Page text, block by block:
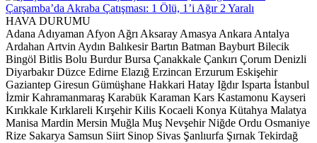
Çarşamba’da Akraba Çatışması: 1 Ölü, 1’i Ağır 2 Yaralı
HAVA DURUMU
Adana Adıyaman Afyon Ağrı Aksaray Amasya Ankara Antalya
Ardahan Artvin Aydın Balıkesir Bartın Batman Bayburt Bilecik
Bingöl Bitlis Bolu Burdur Bursa Çanakkale Çankırı Çorum Denizli
Diyarbakır Düzce Edirne Elazığ Erzincan Erzurum Eskişehir
Gaziantep Giresun Gümüşhane Hakkari Hatay Iğdır Isparta İstanbul
İzmir Kahramanmaraş Karabük Karaman Kars Kastamonu Kayseri
Kırıkkale Kırklareli Kırşehir Kilis Kocaeli Konya Kütahya Malatya
Manisa Mardin Mersin Muğla Muş Nevşehir Niğde Ordu Osmaniye
Rize Sakarya Samsun Siirt Sinop Sivas Şanlıurfa Şırnak Tekirdağ